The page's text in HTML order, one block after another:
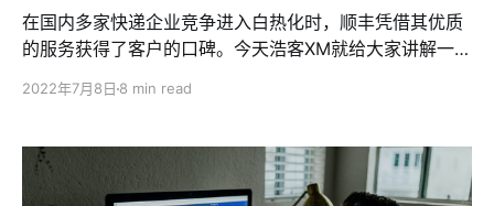
在国内多家快递企业竞争进入白热化时，顺丰凭借其优质
的服务获得了客户的口碑。今天浩客XM就给大家讲解一下
2022年7月8日 8 min read